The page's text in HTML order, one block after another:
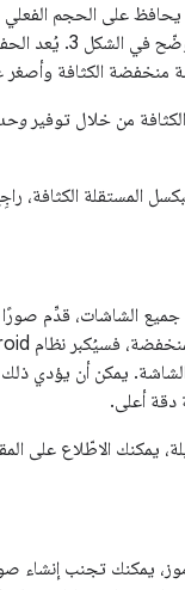
يحافظ على الحجم
بكثافات وحدات
منخفضة الكثافة وأصغر
المستقلة الكثافة،
الشاشات، قدِّم صورًا
يمكن أن يؤدي
أعلى.
يمكنك الاطّلاع على
يمكنك تجنب